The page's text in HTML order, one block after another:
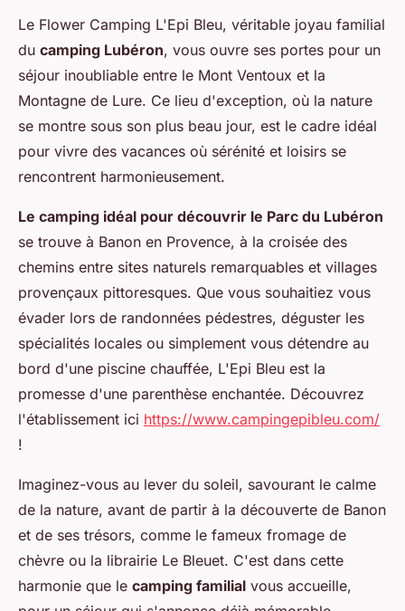
Le Flower Camping L'Epi Bleu, véritable joyau familial
du camping Lubéron, vous ouvre ses portes pour un
séjour inoubliable entre le Mont Ventoux et la
Montagne de Lure. Ce lieu d'exception, où la nature
se montre sous son plus beau jour, est le cadre idéal
pour vivre des vacances où sérénité et loisirs se
rencontrent harmonieusement.
Le camping idéal pour découvrir le Parc du Lubéron
se trouve à Banon en Provence, à la croisée des
chemins entre sites naturels remarquables et villages
provençaux pittoresques. Que vous souhaitiez vous
évader lors de randonnées pédestres, déguster les
spécialités locales ou simplement vous détendre au
bord d'une piscine chauffée, L'Epi Bleu est la
promesse d'une parenthèse enchantée. Découvrez
l'établissement ici https://www.campingepibleu.com/
!
Imaginez-vous au lever du soleil, savourant le calme
de la nature, avant de partir à la découverte de Banon
et de ses trésors, comme le fameux fromage de
chèvre ou la librairie Le Bleuet. C'est dans cette
harmonie que le camping familial vous accueille,